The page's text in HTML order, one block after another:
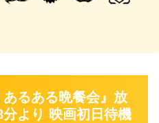
るある晩餐会』放
より 映画初日待機